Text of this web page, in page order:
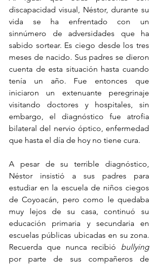
discapacidad visual, Néstor, durante su
vida se ha enfrentado con un
sinnúmero de adversidades que ha
sabido sortear. Es ciego desde los tres
meses de nacido. Sus padres se dieron
cuenta de esta situación hasta cuando
tenía un año. Fue entonces que
iniciaron un extenuante peregrinaje
visitando doctores y hospitales, sin
embargo, el diagnóstico fue atrofia
bilateral del nervio óptico, enfermedad
que hasta el día de hoy no tiene cura.
A pesar de su terrible diagnóstico,
Néstor insistió a sus padres para
estudiar en la escuela de niños ciegos
de Coyoacán, pero como le quedaba
muy lejos de su casa, continuó su
educación primaria y secundaria en
escuelas públicas ubicadas en su zona.
Recuerda que nunca recibió
bullying
por parte de sus compañeros de